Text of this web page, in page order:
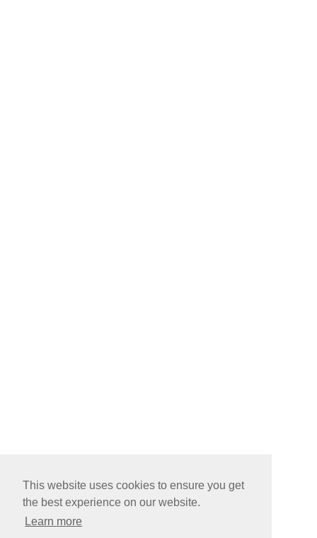
This website uses cookies to ensure you get
the best experience on our website.
Learn more